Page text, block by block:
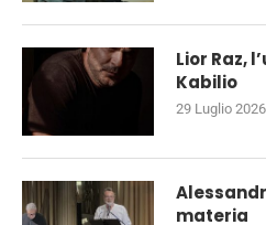
Lior Raz,
Kabilio
29 Luglio 2026
materia